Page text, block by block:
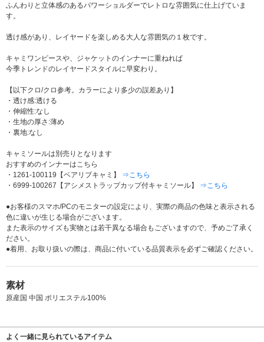
ふんわりと立体感のあるパワーショルダーでレトロな雰囲気に仕上げていま
す。
透け感があり、レイヤードを楽しめる大人な雰囲気の１枚です。
キャミワンピースや、ジャケットのインナーに重ねれば
今季トレンドのレイヤードスタイルに早変わり。
【以下クロ/クロ参考。カラーにより多少の誤差あり】
・透け感:透ける
・伸縮性:なし
・生地の厚さ:薄め
・裏地:なし
キャミソールは別売りとなります
おすすめのインナーはこちら
・1261-100119【ベアリブキャミ】 ⇒こちら
・6999-100267【アシメストラップカップ付キャミソール】 ⇒こちら
●お客様のスマホ/PCのモニターの設定により、実際の商品の色味と表示される
色に違いが生じる場合がございます。
また表示のサイズも実物とは若干異なる場合もございますので、予めご了承く
ださい。
●着用、お取り扱いの際は、商品に付いている品質表示を必ずご確認ください。
素材
原産国 中国 ポリエステル100%
よく一緒に見られているアイテム